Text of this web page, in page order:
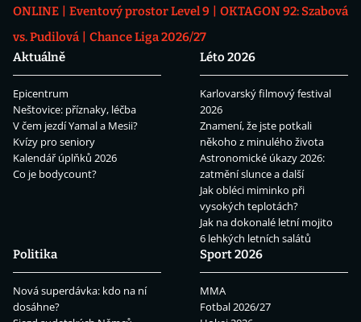
ONLINE
Eventový prostor Level 9
OKTAGON 92: Szabová
vs. Pudilová
Chance Liga 2026/27
Aktuálně
Epicentrum
Neštovice: příznaky, léčba
V čem jezdí Yamal a Mesii?
Kvízy pro seniory
Kalendář úplňků 2026
Co je bodycount?
Léto 2026
Karlovarský filmový festival
2026
Znamení, že jste potkali
někoho z minulého života
Astronomické úkazy 2026:
zatmění slunce a další
Jak obléci miminko při
vysokých teplotách?
Jak na dokonalé letní mojito
6 lehkých letních salátů
Politika
Nová superdávka: kdo na ní
dosáhne?
Sport 2026
MMA
Fotbal 2026/27